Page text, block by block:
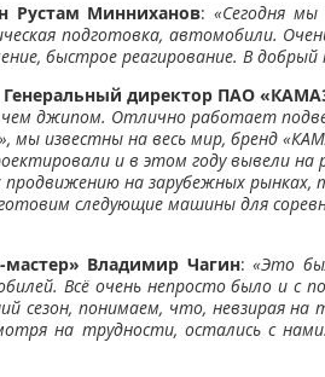
Рустам Минниханов:«Сегодня
подготовка, автомобили.
быстрое реагирование. В добрый
Генеральный директор ПАО
джипом. Отлично работает
известны на весь мир, бренд
и в этом году вывели на
продвижению на зарубежных
следующие машины для
Владимир Чагин:«Это
Всё очень непросто было и
сезон, понимаем, что, невзирая
на трудности, остались с